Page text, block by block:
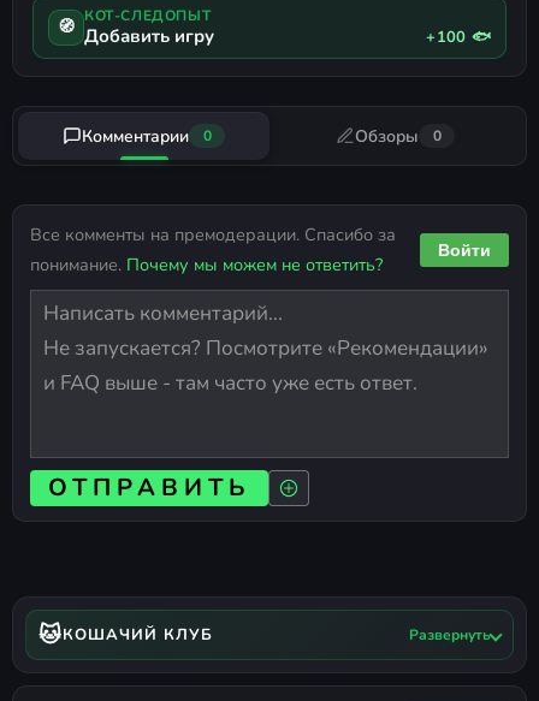
🧭 КОТ-СЛЕДОПЫТ
Добавить игру +100 🐟
Комментарии 0 Обзоры 0
Все комменты на премодерации. Спасибо за
понимание. Почему мы можем не ответить?
Войти
ОТПРАВИТЬ
🐱КОШАЧИЙ КЛУБ Развернуть